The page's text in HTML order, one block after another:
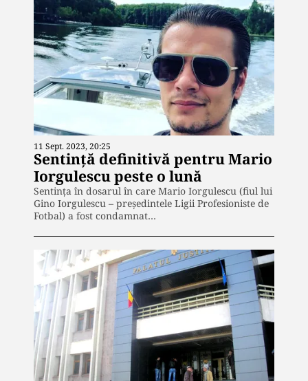
11 Sept. 2023, 20:25
Sentință definitivă pentru Mario
Iorgulescu peste o lună
Sentința în dosarul în care Mario Iorgulescu (fiul lui
Gino Iorgulescu – preşedintele Ligii Profesioniste de
Fotbal) a fost condamnat…